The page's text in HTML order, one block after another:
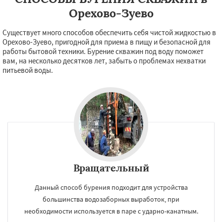
Работаем по
регионам
×
Орехово-Зуево
Существует много способов обеспечить себя чистой жидкостью в
Орехово-Зуево, пригодной для приема в пищу и безопасной для
работы бытовой техники. Бурение скважин под воду поможет
вам, на несколько десятков лет, забыть о проблемах нехватки
питьевой воды.
Вращательный
Данный способ бурения подходит для устройства
большинства водозаборных выработок, при
необходимости используется в паре с ударно-канатным.
УЗНАТЬ ПОДРОБНЕЕ ×